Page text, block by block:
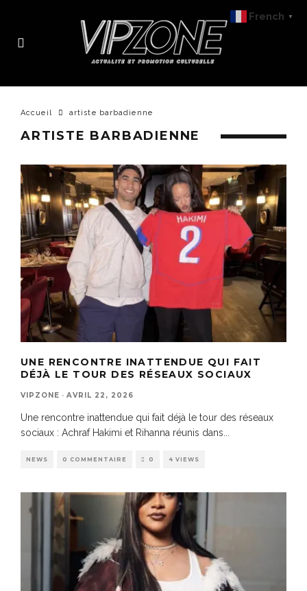
Accueil artiste barbadienne
ARTISTE BARBADIENNE
UNE RENCONTRE INATTENDUE QUI FAIT
DÉJÀ LE TOUR DES RÉSEAUX SOCIAUX
VIPZONE · AVRIL 22, 2026
Une rencontre inattendue qui fait déjà le tour des réseaux
sociaux : Achraf Hakimi et Rihanna réunis dans
NEWS 0 COMMENTAIRE 0 4 VIEWS
French ▼